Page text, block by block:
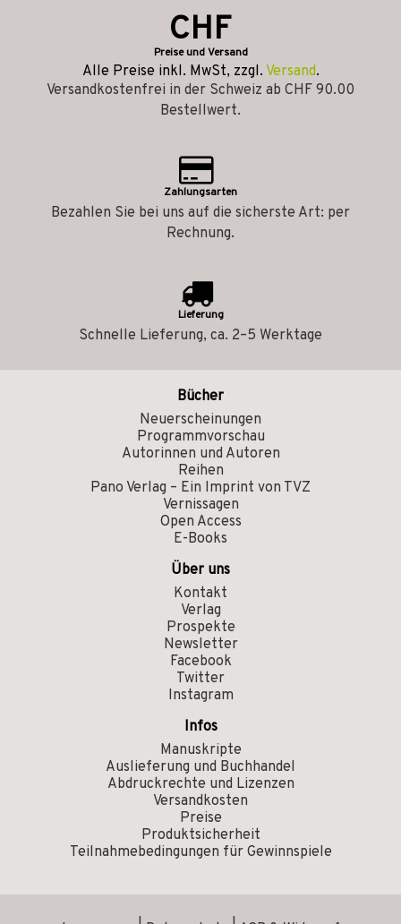
CHF
Preise und Versand
Alle Preise inkl. MwSt, zzgl. Versand.
Versandkostenfrei in der Schweiz ab CHF 90.00
Bestellwert.
Zahlungsarten
Bezahlen Sie bei uns auf die sicherste Art: per
Rechnung.
Lieferung
Schnelle Lieferung, ca. 2–5 Werktage
Bücher
Neuerscheinungen
Programmvorschau
Autorinnen und Autoren
Reihen
Pano Verlag – Ein Imprint von TVZ
Vernissagen
Open Access
E-Books
Über uns
Kontakt
Verlag
Prospekte
Newsletter
Facebook
Twitter
Instagram
Infos
Manuskripte
Auslieferung und Buchhandel
Abdruckrechte und Lizenzen
Versandkosten
Preise
Produktsicherheit
Teilnahmebedingungen für Gewinnspiele